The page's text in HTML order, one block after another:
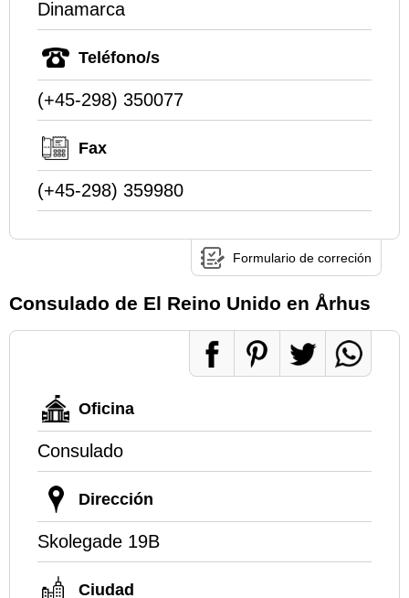
Dinamarca
Teléfono/s
(+45-298) 350077
Fax
(+45-298) 359980
Formulario de correción
Consulado de El Reino Unido en Århus
Oficina
Consulado
Dirección
Skolegade 19B
Ciudad